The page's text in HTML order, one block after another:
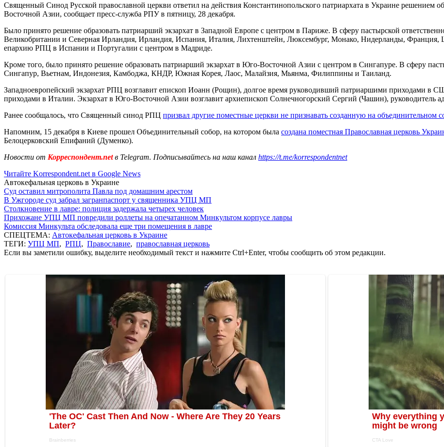
Священный Синод Русской православной церкви ответил на действия Константинопольского патриархата в Украине решением
Восточной Азии, сообщает пресс-служба РПУ в пятницу, 28 декабря.
Было принято решение образовать патриарший экзархат в Западной Европе с центром в Париже. В сферу пастырской
Великобритании и Северная Ирландия, Ирландия, Испания, Италия, Лихтенштейн, Люксембург, Монако, Нидерланды, Франция,
епархию РПЦ в Испании и Португалии с центром в Мадриде.
Кроме того, было принято решение образовать патриарший экзархат в Юго-Восточной Азии с центром в Сингапуре. В сферу
Сингапур, Вьетнам, Индонезия, Камбоджа, КНДР, Южная Корея, Лаос, Малайзия, Мьянма, Филиппины и Таиланд.
Западноевропейский экзархат РПЦ возглавит епископ Иоанн (Рощин), долгое время руководивший патриаршими приходами
приходами в Италии. Экзархат в Юго-Восточной Азии возглавит архиепископ Солнечногорский Сергий (Чашин), руководитель
Ранее сообщалось, что Священный синод РПЦ призвал другие поместные церкви не признавать созданную на
Напомним, 15 декабря в Киеве прошел Объединительный собор, на котором была создана поместная Православная церковь
Белоцерковский Епифаний (Думенко).
Новости от Корреспондент.netв Telegram. Подписывайтесь на наш канал https://t.me/korrespondentnet
Читайте Korrespondent.net в Google News
Автокефальная церковь в Украине
Суд оставил митрополита Павла под домашним арестом
В Ужгороде суд забрал загранпаспорт у священника УПЦ МП
Столкновение в лавре: полиция задержала четырех человек
Прихожане УПЦ МП повредили роллеты на опечатанном Минкультом корпусе лавры
Комиссия Минкульта обследовала еще три помещения в лавре
СПЕЦТЕМА: Автокефальная церковь в Украине
ТЕГИ: УПЦ МП, РПЦ, Православие, православная церковь
Если вы заметили ошибку, выделите необходимый текст и нажмите Ctrl+Enter, чтобы сообщить об этом редакции.